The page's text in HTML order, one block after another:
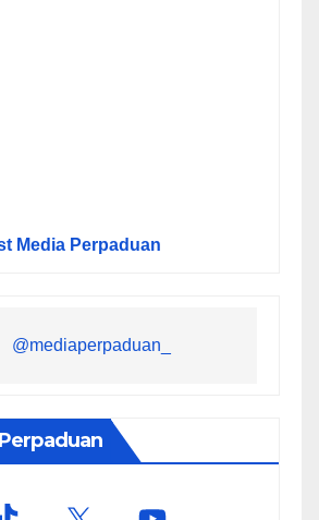
Media Perpaduan
@mediaperpaduan_